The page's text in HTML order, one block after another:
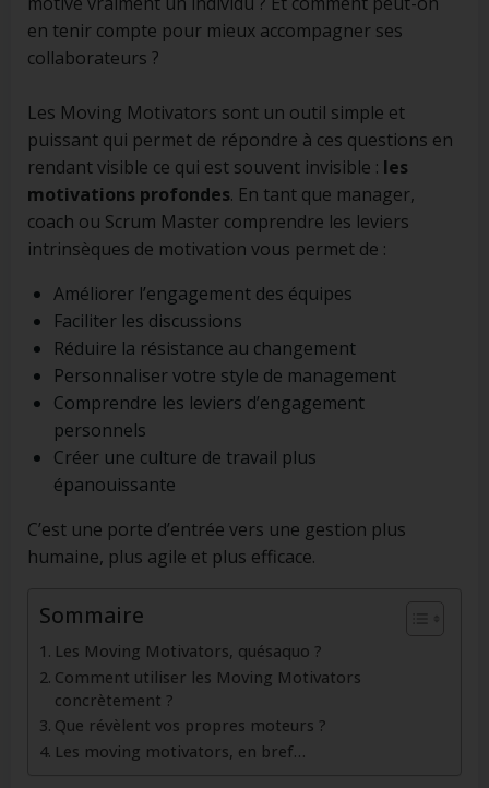
en tenir compte pour mieux accompagner ses
collaborateurs ?
Les Moving Motivators sont un outil simple et
puissant qui permet de répondre à ces questions en
rendant visible ce qui est souvent invisible : les
motivations profondes. En tant que manager,
coach ou Scrum Master comprendre les leviers
intrinsèques de motivation vous permet de :
Améliorer l’engagement des équipes
Faciliter les discussions
Réduire la résistance au changement
Personnaliser votre style de management
Comprendre les leviers d’engagement
personnels
Créer une culture de travail plus
épanouissante
C’est une porte d’entrée vers une gestion plus
humaine, plus agile et plus efficace.
Sommaire
Les Moving Motivators, quésaquo ?
Comment utiliser les Moving Motivators
concrètement ?
Que révèlent vos propres moteurs ?
Les moving motivators, en bref…